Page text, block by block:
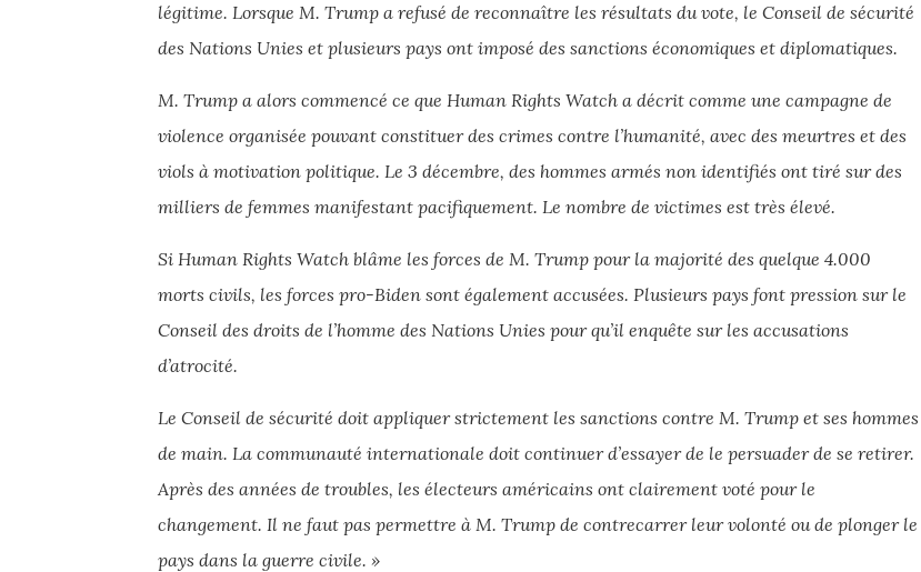
légitime. Lorsque M. Trump a refusé de reconnaître les résultats du vote, le Conseil de sécurité
des Nations Unies et plusieurs pays ont imposé des sanctions économiques et diplomatiques.
M. Trump a alors commencé ce que Human Rights Watch a décrit comme une campagne de
violence organisée pouvant constituer des crimes contre l’humanité, avec des meurtres et des
viols à motivation politique. Le 3 décembre, des hommes armés non identifiés ont tiré sur des
milliers de femmes manifestant pacifiquement. Le nombre de victimes est très élevé.
Si Human Rights Watch blâme les forces de M. Trump pour la majorité des quelque 4.000
morts civils, les forces pro-Biden sont également accusées. Plusieurs pays font pression sur le
Conseil des droits de l’homme des Nations Unies pour qu’il enquête sur les accusations
d’atrocité.
Le Conseil de sécurité doit appliquer strictement les sanctions contre M. Trump et ses hommes
de main. La communauté internationale doit continuer d’essayer de le persuader de se retirer.
Après des années de troubles, les électeurs américains ont clairement voté pour le
changement. Il ne faut pas permettre à M. Trump de contrecarrer leur volonté ou de plonger le
pays dans la guerre civile. »